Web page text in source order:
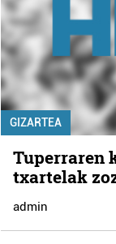
GIZARTEA
Tuperraren
txartelak
admin